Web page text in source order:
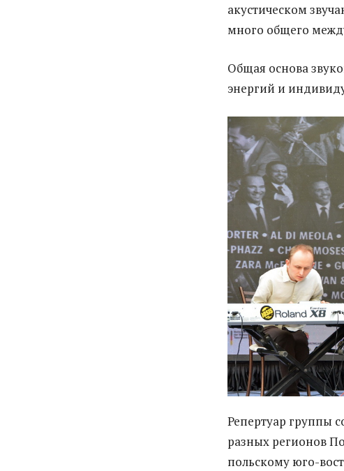
акустическом
много общего
Общая основа
энергий и
Репертуар группы
разных регионов
польскому юго-